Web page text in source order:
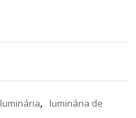
luminária,
luminária de